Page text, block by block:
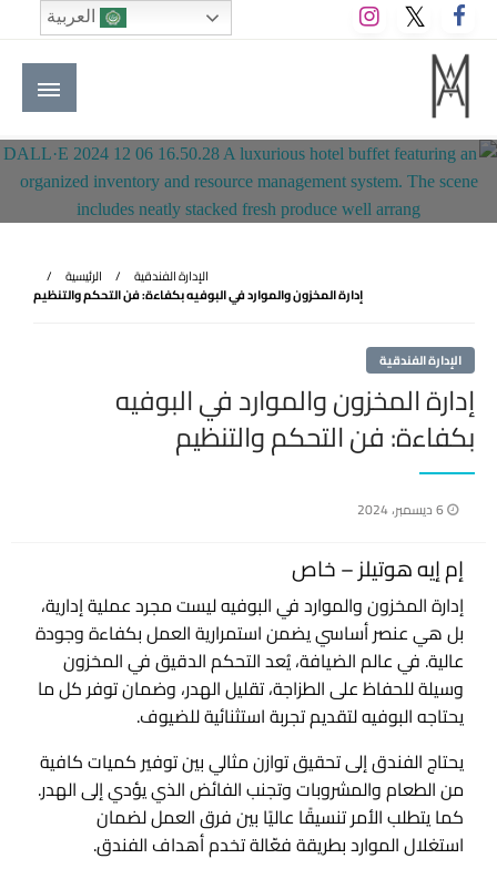
التخطي
إلى
المحتوى
M A hotels | إم ايه هوتيلز
الموقع الأول للعاملين في الفنادق في العالم العربي
الرئيسية
الإدارة الفندقية
إدارة المخزون والموارد في البوفيه بكفاءة: فن التحكم والتنظيم
الإدارة الفندقية
إدارة المخزون والموارد في البوفيه
بكفاءة: فن التحكم والتنظيم
نُشر
6 ديسمبر، 2024
إم إيه هوتيلز – خاص
إدارة المخزون والموارد في البوفيه ليست مجرد عملية إدارية،
بل هي عنصر أساسي يضمن استمرارية العمل بكفاءة وجودة
عالية. في عالم الضيافة، يُعد التحكم الدقيق في المخزون
وسيلة للحفاظ على الطزاجة، تقليل الهدر، وضمان توفر كل ما
يحتاجه البوفيه لتقديم تجربة استثنائية للضيوف.
يحتاج الفندق إلى تحقيق توازن مثالي بين توفير كميات كافية
من الطعام والمشروبات وتجنب الفائض الذي يؤدي إلى الهدر.
كما يتطلب الأمر تنسيقًا عاليًا بين فرق العمل لضمان
استغلال الموارد بطريقة فعّالة تخدم أهداف الفندق.
العربية